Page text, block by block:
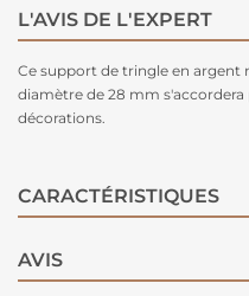
L'AVIS DE L'EXPERT
Ce support de tringle en argent
diamètre de 28 mm
décorations.
CARACTÉRISTIQUES
AVIS